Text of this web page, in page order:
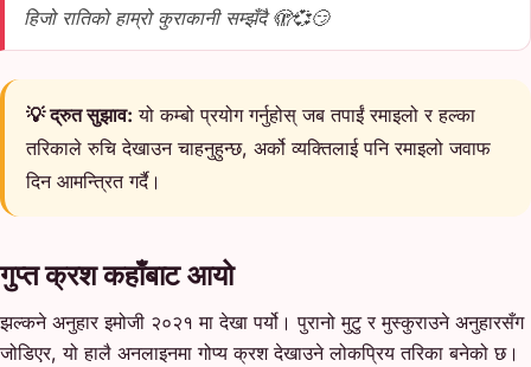
हिजो रातिको हाम्रो कुराकानी सम्झँदै 🫣💞😏
💡 द्रुत सुझाव: यो कम्बो प्रयोग गर्नुहोस् जब तपाईं रमाइलो र हल्का
तरिकाले रुचि देखाउन चाहनुहुन्छ, अर्को व्यक्तिलाई पनि रमाइलो जवाफ
दिन आमन्त्रित गर्दै।
गुप्त क्रश कहाँबाट आयो
झल्कने अनुहार इमोजी २०२१ मा देखा पर्यो। पुरानो मुटु र मुस्कुराउने अनुहारसँग
जोडिएर, यो हालै अनलाइनमा गोप्य क्रश देखाउने लोकप्रिय तरिका बनेको छ।